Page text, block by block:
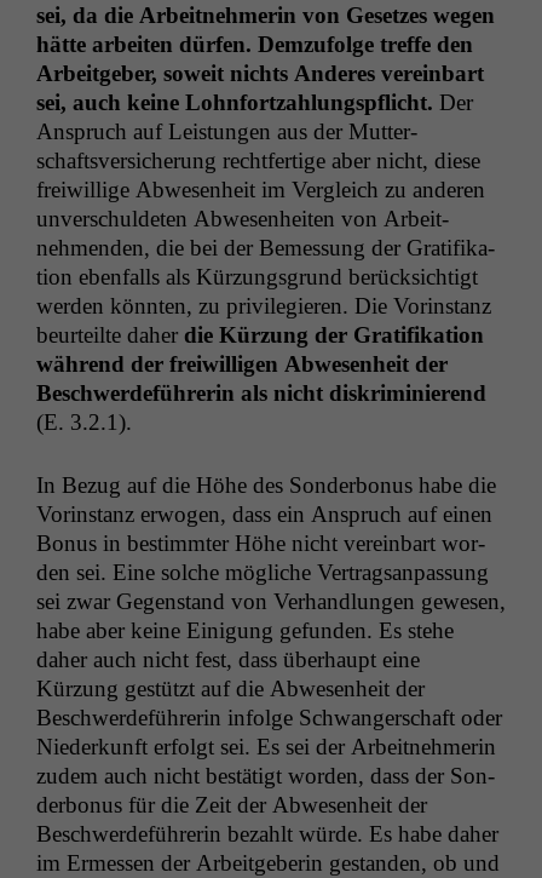
sei, da die Arbeit­nehmerin von Geset­zes wegen
hätte arbeit­en dür­fen. Demzu­folge tre­ffe den
Arbeit­ge­ber, soweit nichts Anderes vere­in­bart
sei, auch keine Lohn­fortzahlungspflicht. Der
Anspruch auf Leis­tun­gen aus der Mut­ter­
schaftsver­sicherung recht­fer­tige aber nicht, diese
frei­willige Abwe­sen­heit im Ver­gle­ich zu anderen
unver­schulde­ten Abwe­sen­heit­en von Arbeit­
nehmenden, die bei der Bemes­sung der Grat­i­fika­
tion eben­falls als Kürzungs­grund berück­sichtigt
wer­den kön­nten, zu priv­i­legieren. Die Vorin­stanz
beurteilte daher die Kürzung der Grat­i­fika­tion
während der frei­willi­gen Abwe­sen­heit der
Beschw­erde­führerin als nicht diskri­m­inierend
(E. 3.2.1).
In Bezug auf die Höhe des Son­der­bonus habe die
Vorin­stanz erwogen, dass ein Anspruch auf einen
Bonus in bes­timmter Höhe nicht vere­in­bart wor­
den sei. Eine solche mögliche Ver­tragsan­pas­sung
sei zwar Gegen­stand von Ver­hand­lun­gen gewe­sen,
habe aber keine Eini­gung gefun­den. Es ste­he
daher auch nicht fest, dass über­haupt eine
Kürzung gestützt auf die Abwe­sen­heit der
Beschw­erde­führerin infolge Schwanger­schaft oder
Niederkun­ft erfol­gt sei. Es sei der Arbeit­nehmerin
zudem auch nicht bestätigt wor­den, dass der Son­
der­bonus für die Zeit der Abwe­sen­heit der
Beschw­erde­führerin bezahlt würde. Es habe daher
im Ermessen der Arbeit­ge­berin ges­tanden, ob und